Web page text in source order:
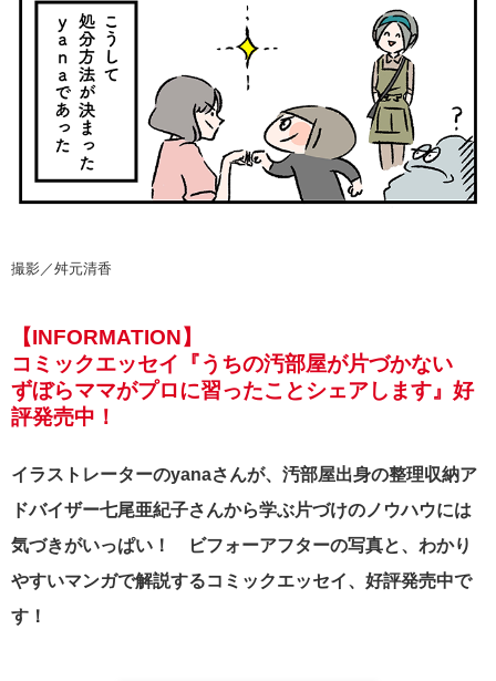
撮影／舛元清香
【INFORMATION】
コミックエッセイ『うちの汚部屋が片づかない
ずぼらママがプロに習ったことシェアします』好
評発売中！
イラストレーターのyanaさんが、汚部屋出身の整理収納ア
ドバイザー七尾亜紀子さんから学ぶ片づけのノウハウには
気づきがいっぱい！ ビフォーアフターの写真と、わかり
やすいマンガで解説するコミックエッセイ、好評発売中で
す！